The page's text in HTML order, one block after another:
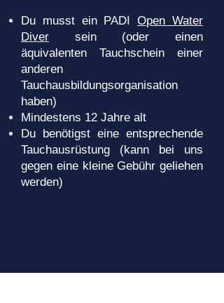
Du musst ein PADIOpen Water
Diver sein (oder einen
äquivalenten Tauchschein einer
anderen
Tauchausbildungsorganisation
haben)
Mindestens 12 Jahre alt
Du benötigst eine entsprechende
Tauchausrüstung (kann bei uns
gegen eine kleine Gebühr geliehen
werden)